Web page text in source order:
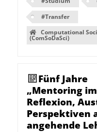
#Transfer
Computational
(ComSoDaSci)
Fünf Jahre
„Mentoring
Reflexion,
Perspektiven
angehende